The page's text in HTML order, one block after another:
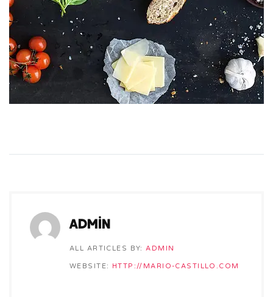
admin
ALL ARTICLES BY: ADMIN
WEBSITE: HTTP://MARIO-CASTILLO.COM